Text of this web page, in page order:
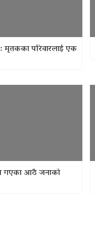
मृतकका परिवारलाई एक
गएका आठै जनाको